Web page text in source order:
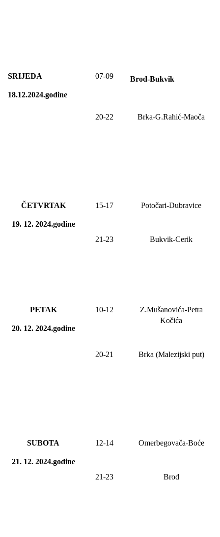
SRIJEDA
18.12.2024.godine
07-09 Brod-Bukvik
20-22 Brka-G.Rahić-Maoča
ČETVRTAK
19. 12. 2024.godine
15-17 Potočari-Dubravice
21-23 Bukvik-Cerik
PETAK
20. 12. 2024.godine
10-12
Z.Mušanovića-Petra
Kočića
20-21 Brka (Malezijski put)
SUBOTA
21. 12. 2024.godine
12-14 Omerbegovača-Boće
21-23 Brod